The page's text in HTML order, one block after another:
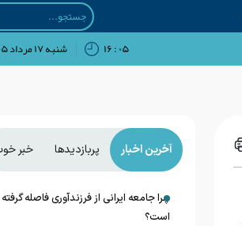
۰۵ : ۱۶ شنبه ۱۷ مرداد ۱۴۰۵
آخرین اخبار پربازدیدها خبر
چرا جامعه ایرانی از فرزندآوری فاصله گرفته
است؟